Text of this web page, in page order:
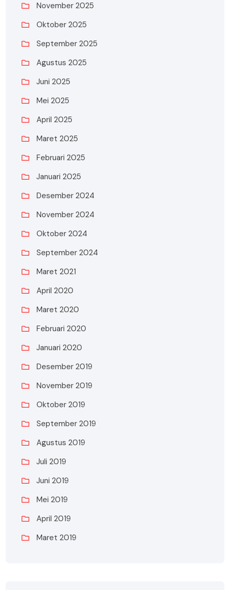
November 2025
Oktober 2025
September 2025
Agustus 2025
Juni 2025
Mei 2025
April 2025
Maret 2025
Februari 2025
Januari 2025
Desember 2024
November 2024
Oktober 2024
September 2024
Maret 2021
April 2020
Maret 2020
Februari 2020
Januari 2020
Desember 2019
November 2019
Oktober 2019
September 2019
Agustus 2019
Juli 2019
Juni 2019
Mei 2019
April 2019
Maret 2019